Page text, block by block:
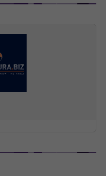
et évolutif, au cœur
rénové et facilement